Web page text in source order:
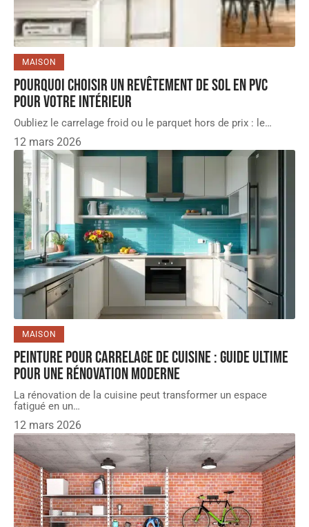
MAISON
Pourquoi choisir un revêtement de sol en PVC
pour votre intérieur
Oubliez le carrelage froid ou le parquet hors de prix : le…
12 mars 2026
MAISON
Peinture pour carrelage de cuisine : guide ultime
pour une rénovation moderne
La rénovation de la cuisine peut transformer un espace
fatigué en un…
12 mars 2026